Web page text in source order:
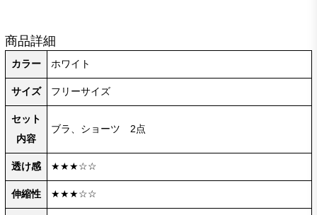
商品詳細
カラー ホワイト
サイズ フリーサイズ
セット
内容
ブラ、ショーツ 2点
透け感 ★★★☆☆
伸縮性 ★★★☆☆